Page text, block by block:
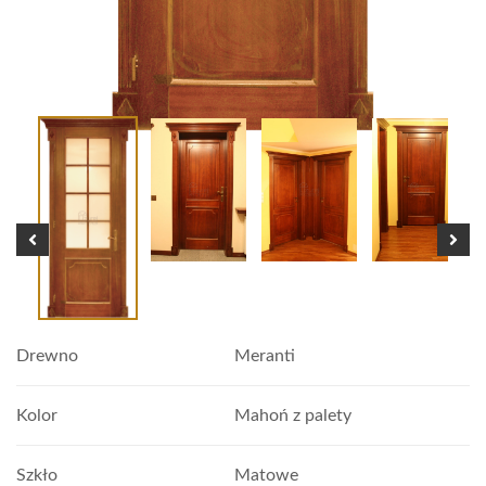
Drewno Meranti
Kolor Mahoń z palety
Szkło Matowe